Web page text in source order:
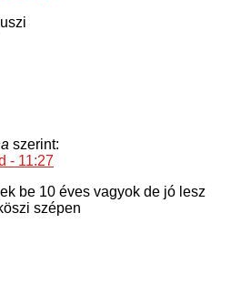
szerint:
- 11:27
be 10 éves vagyok de jó lesz
szépen